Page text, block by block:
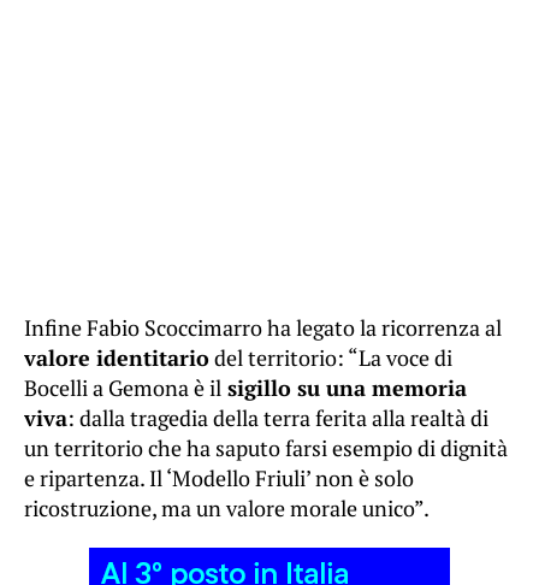
Infine Fabio Scoccimarro ha legato la ricorrenza al
valore identitariodel territorio: “La voce di
Bocelli a Gemona è il sigillo su una memoria
viva: dalla tragedia della terra ferita alla realtà di
un territorio che ha saputo farsi esempio di dignità
e ripartenza. Il ‘Modello Friuli’ non è solo
ricostruzione, ma un valore morale unico”.